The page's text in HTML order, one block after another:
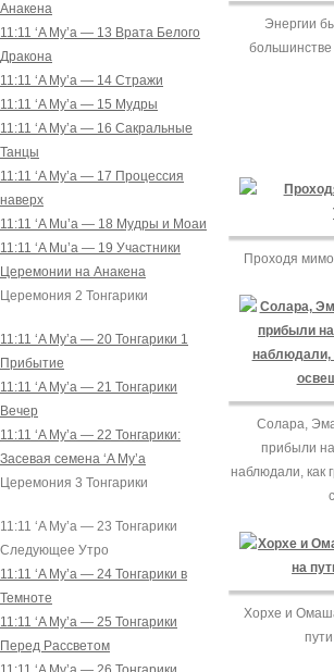
Энергии
Проходя
Солара,
прибыли
наблюдали, как
Хорхе и
Анакена
11:11 ‘A Mу’a — 13 Врата Белого
Дракона
11:11 ‘A Mу’a — 14 Стражи
11:11 ‘A Mу’a — 15 Мудры
11:11 ‘A Mу’a — 16 Сакральные
Танцы
11:11 ‘A Mу’a — 17 Процессия
наверх
11:11 ‘A Mu’a — 18 Мудры и Моаи
11:11 ‘A Mu’a — 19 Участники
Церемонии на Анакена
Церемония 2 Тонгарики
11:11 ‘A Mу’a — 20 Тонгарики 1
Прибытие
11:11 ‘A Mу’a — 21 Тонгарики
Вечер
11:11 ‘A Mу’a — 22 Тонгарики:
Засевая семена ‘A Mу’a
Церемония 3 Тонгарики
11:11 ‘A Mу’a — 23 Тонгарики
Следующее Утро
11:11 ‘A Mу’a — 24 Тонгарики в
Темноте
11:11 ‘A Mу’a — 25 Тонгарики
Перед Рассветом